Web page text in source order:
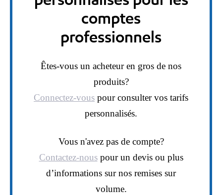
comptes
professionnels
Êtes-vous un acheteur en gros de nos
produits?
Connectez-vous pour consulter vos tarifs
personnalisés.
Vous n'avez pas de compte?
Contactez-nouspour un devis ou plus
d’informations sur nos remises sur
volume.